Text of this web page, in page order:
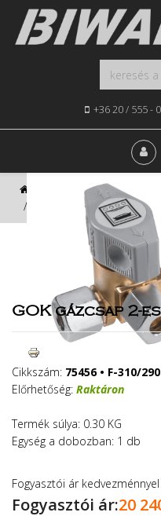
+36 20 / 555 -
Kezdőlap Webshop
GOK gázcsap 2-es, 8mm
GOK gázcsap 2-
Cikkszám: 75456 • F-310/290
Előrhetőség: Raktáron
Termék súlya: 0.30 KG
Egység a dobozban: 1 db
Fogyasztói ár kedvezménnyel
Fogyasztói ár:20